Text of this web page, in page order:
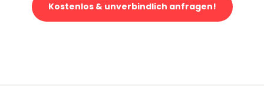
Kostenlos & unverbindlich anfragen!